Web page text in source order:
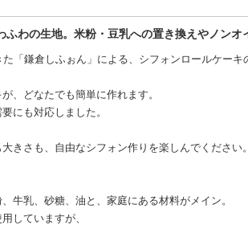
わの生地。米粉・豆乳への置き換えやノンオ
「鎌倉しふぉん」による、シフォンロールケーキ
、どなたでも簡単に作れます。
にも対応しました。
きさも、自由なシフォン作りを楽しんでください。
牛乳、砂糖、油と、家庭にある材料がメイン。
していますが、